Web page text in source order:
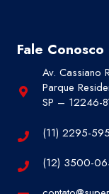
Fale Conosco
Av. Cassiano
Parque
SP – 12246-
(11) 2295-
(12) 3500-